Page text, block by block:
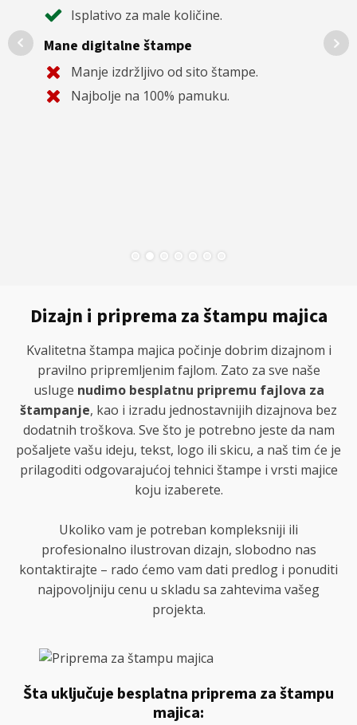
Isplativo za male količine.
Mane digitalne štampe
Manje izdržljivo od sito štampe.
Najbolje na 100% pamuku.
Dizajn i priprema za štampu majica
Kvalitetna štampa majica počinje dobrim dizajnom i
pravilno pripremljenim fajlom. Zato za sve naše
usluge nudimo besplatnu pripremu fajlova za
štampanje, kao i izradu jednostavnijih dizajnova bez
dodatnih troškova. Sve što je potrebno jeste da nam
pošaljete vašu ideju, tekst, logo ili skicu, a naš tim će je
prilagoditi odgovarajućoj tehnici štampe i vrsti majice
koju izaberete.
Ukoliko vam je potreban kompleksniji ili
profesionalno ilustrovan dizajn, slobodno nas
kontaktirajte – rado ćemo vam dati predlog i ponuditi
najpovoljniju cenu u skladu sa zahtevima vašeg
projekta.
Šta uključuje besplatna priprema za štampu
majica: